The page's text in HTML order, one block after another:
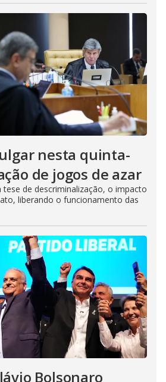
nesta quinta-
de jogos de azar
tese de descriminalização, o impacto
liberando o funcionamento das
Bolsonaro